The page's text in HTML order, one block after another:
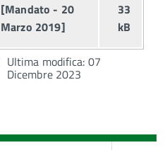
[Mandato - 20
Marzo 2019]
33
kB
Ultima modifica: 07
Dicembre 2023